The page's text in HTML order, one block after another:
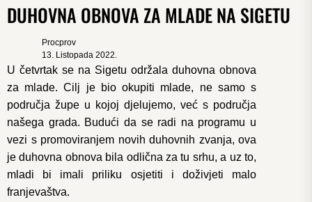
DUHOVNA OBNOVA ZA MLADE NA SIGETU
Procprov
13. Listopada 2022.
U četvrtak se na Sigetu održala duhovna obnova
za mlade. Cilj je bio okupiti mlade, ne samo s
područja župe u kojoj djelujemo, već s područja
našega grada. Budući da se radi na programu u
vezi s promoviranjem novih duhovnih zvanja, ova
je duhovna obnova bila odlična za tu srhu, a uz to,
mladi bi imali priliku osjetiti i doživjeti malo
franjevaštva.